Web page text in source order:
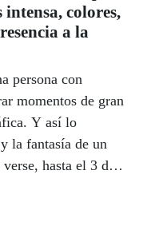
colores,
a la
persona con
momentos de gran
Y así lo
la fantasía de un
hasta el 3 de